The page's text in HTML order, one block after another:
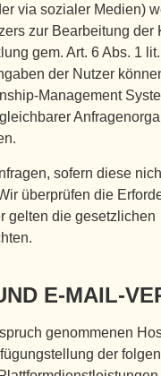
via sozialer Medien)
zur Bearbeitung der
gem. Art. 6 Abs. 1
der Nutzer
Management
sofern diese
überprüfen die
gelten die gesetzlichen
E-MAIL-
genommenen
der